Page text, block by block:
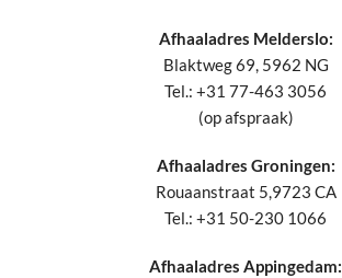
Afhaaladres Melderslo:
Blaktweg 69, 5962 NG
Tel.: +31 77-463 3056
(op afspraak)
Afhaaladres Groningen:
Rouaanstraat 5,9723 CA
Tel.: +31 50-230 1066
Afhaaladres Appingedam: